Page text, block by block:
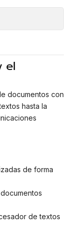
el
documentos con
hasta la
de forma
de textos